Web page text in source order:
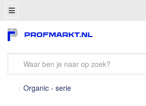
Organic - serie